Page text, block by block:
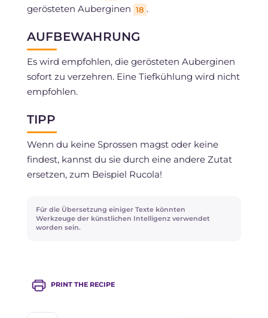
gerösteten Auberginen 18 .
AUFBEWAHRUNG
Es wird empfohlen, die gerösteten Auberginen
sofort zu verzehren. Eine Tiefkühlung wird nicht
empfohlen.
TIPP
Wenn du keine Sprossen magst oder keine
findest, kannst du sie durch eine andere Zutat
ersetzen, zum Beispiel Rucola!
Für die Übersetzung einiger Texte könnten
Werkzeuge der künstlichen Intelligenz verwendet
worden sein.
PRINT THE RECIPE